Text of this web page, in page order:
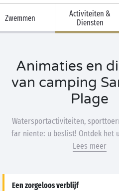
Zwemmen
Activiteiten &
Diensten
Animaties en
van camping
Plage
Watersportactiviteiten,
far niente: u beslist! Ontdek het
Lees meer
Een zorgeloos verblijf